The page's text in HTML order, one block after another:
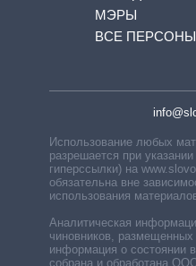
МЭРЫ
ВСЕ ПЕРСОНЫ
Использование любых
разрешается при
гиперссылки) на
обязательна вне
использования
Аналитическая
чиновников, размещенных
информация о состоянии
собрана и обработана